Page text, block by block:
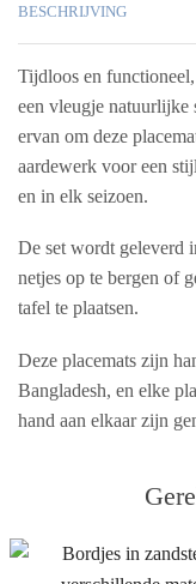
BESCHRIJVING
Tijdloos en
een vleugje natuurlijke
ervan om deze
aardewerk voor een
en in elk seizoen.
De set wordt geleverd
netjes op te bergen of
tafel te plaatsen.
Deze placemats zijn
Bangladesh, en elke
hand aan elkaar zijn